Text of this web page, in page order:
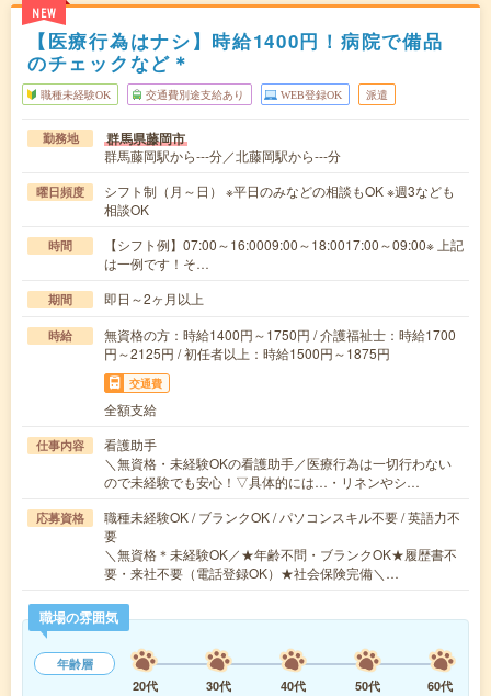
NEW
【医療行為はナシ】時給1400円！病院で備品
のチェックなど＊
職種未経験OK 交通費別途支給あり WEB登録OK 派遣
勤務地 群馬県藤岡市
群馬藤岡駅から---分／北藤岡駅から---分
曜日頻度
シフト制（月～日） ※平日のみなどの相談もOK ※週3なども
相談OK
時間
【シフト例】07:00～16:0009:00～18:0017:00～09:00※ 上記
は一例です！そ…
期間 即日～2ヶ月以上
時給
無資格の方：時給1400円～1750円 / 介護福祉士：時給1700
円～2125円 / 初任者以上：時給1500円～1875円
交通費
全額支給
仕事内容
看護助手
＼無資格・未経験OKの看護助手／医療行為は一切行わない
ので未経験でも安心！▽具体的には…・リネンやシ…
応募資格
職種未経験OK / ブランクOK / パソコンスキル不要 / 英語力不
要
＼無資格＊未経験OK／★年齢不問・ブランクOK★履歴書不
要・来社不要（電話登録OK）★社会保険完備＼…
職場の雰囲気
年齢層
20代
30代 40代 50代
60代